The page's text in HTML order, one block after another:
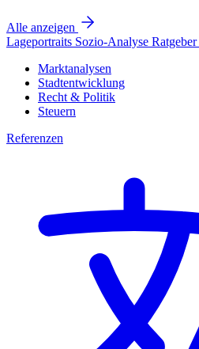
Alle anzeigen
Lageportraits Sozio-Analyse Ratgeber
Marktanalysen
Stadtentwicklung
Recht & Politik
Steuern
Referenzen